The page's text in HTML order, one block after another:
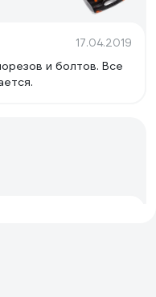
17.04.2019
и болтов. Все
и хранения
на нем не получится,
бюджетный
многих сайтах